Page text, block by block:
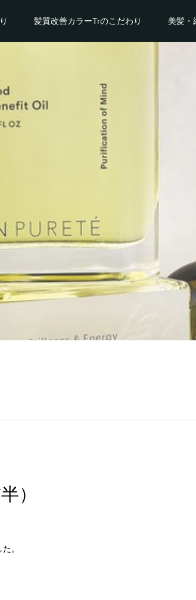
髪質改善カラーTrのこだわり 美髪・
）
。